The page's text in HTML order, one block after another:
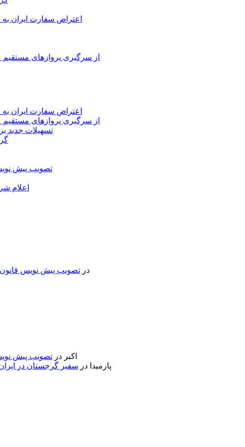
اعتراض سفارت ایران
از سرگیری پروازهای
اعتراض سفارت ایران
از سرگیری پروازهای
تسهیلات جدید
تصویب پیش
اعلام
در تصویب پیش نویس قانون
اکبر در تصویب پیش
پارمیدا در سفیر گرجستان در